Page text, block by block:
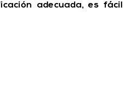
adecuada, es fácil